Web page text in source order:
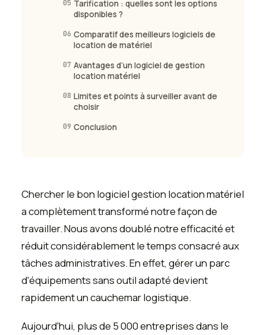
05 Tarification : quelles sont les options
disponibles ?
06 Comparatif des meilleurs logiciels de
location de matériel
07 Avantages d’un logiciel de gestion
location matériel
08 Limites et points à surveiller avant de
choisir
09 Conclusion
Chercher le bon logiciel gestion location matériel
a complètement transformé notre façon de
travailler. Nous avons doublé notre efficacité et
réduit considérablement le temps consacré aux
tâches administratives. En effet, gérer un parc
d'équipements sans outil adapté devient
rapidement un cauchemar logistique.
Aujourd'hui, plus de 5 000 entreprises dans le